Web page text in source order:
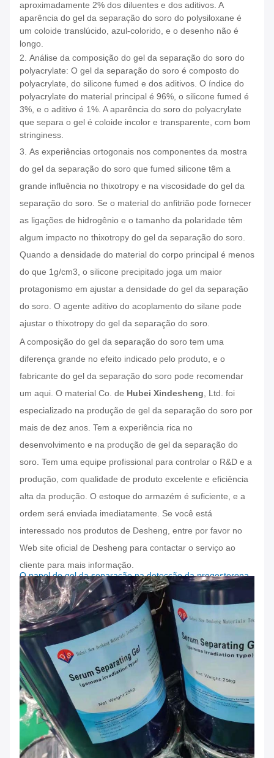
aproximadamente 2% dos diluentes e dos aditivos. A
aparência do gel da separação do soro do polysiloxane é
um coloide translúcido, azul-colorido, e o desenho não é
longo.
2. Análise da composição do gel da separação do soro do
polyacrylate: O gel da separação do soro é composto do
polyacrylate, do silicone fumed e dos aditivos. O índice do
polyacrylate do material principal é 96%, o silicone fumed é
3%, e o aditivo é 1%. A aparência do soro do polyacrylate
que separa o gel é coloide incolor e transparente, com bom
stringiness.
3. As experiências ortogonais nos componentes da mostra
do gel da separação do soro que fumed silicone têm a
grande influência no thixotropy e na viscosidade do gel da
separação do soro. Se o material do anfitrião pode fornecer
as ligações de hidrogênio e o tamanho da polaridade têm
algum impacto no thixotropy do gel da separação do soro.
Quando a densidade do material do corpo principal é menos
do que 1g/cm3, o silicone precipitado joga um maior
protagonismo em ajustar a densidade do gel da separação
do soro. O agente aditivo do acoplamento do silane pode
ajustar o thixotropy do gel da separação do soro.
A composição do gel da separação do soro tem uma
diferença grande no efeito indicado pelo produto, e o
fabricante do gel da separação do soro pode recomendar
um aqui. O material Co. de Hubei Xindesheng, Ltd. foi
especializado na produção de gel da separação do soro por
mais de dez anos. Tem a experiência rica no
desenvolvimento e na produção de gel da separação do
soro. Tem uma equipe profissional para controlar o R&D e a
produção, com qualidade de produto excelente e eficiência
alta da produção. O estoque do armazém é suficiente, e a
ordem será enviada imediatamente. Se você está
interessado nos produtos de Desheng, entre por favor no
Web site oficial de Desheng para contactar o serviço ao
cliente para mais informação.
O papel do gel da separação na detecção da progesterona